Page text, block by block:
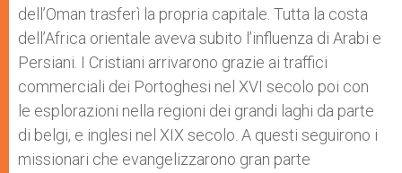
dell’Oman trasferì la propria capitale. Tutta la costa
dell’Africa orientale aveva subito l’influenza di Arabi e
Persiani. I Cristiani arrivarono grazie ai traffici
commerciali dei Portoghesi nel XVI secolo poi con
le esplorazioni nella regioni dei grandi laghi da parte
di belgi, e inglesi nel XIX secolo. A questi seguirono i
missionari che evangelizzarono gran parte